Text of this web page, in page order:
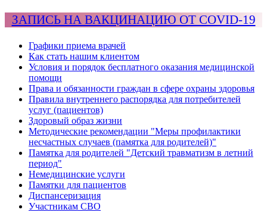
ЗАПИСЬ НА ВАКЦИНАЦИЮ ОТ COVID-19
Графики приема врачей
Как стать нашим клиентом
Условия и порядок бесплатного оказания медицинской
помощи
Права и обязанности граждан в сфере охраны здоровья
Правила внутреннего распорядка для потребителей
услуг (пациентов)
Здоровый образ жизни
Методические рекомендации "Меры профилактики
несчастных случаев (памятка для родителей)"
Памятка для родителей "Детский травматизм в летний
период"
Немедицинские услуги
Памятки для пациентов
Диспансеризация
Участникам СВО